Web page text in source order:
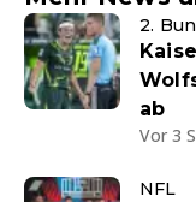
2.
ab
Vor 3
NFL